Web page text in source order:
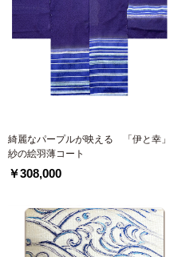
綺麗なパープルが映える 「伊と幸」
紗の絵羽薄コート
￥308,000